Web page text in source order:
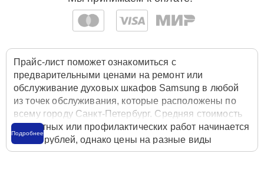
Прайс-лист поможет ознакомиться с
предварительными ценами на ремонт или
обслуживание духовых шкафов Samsung в любой
из точек обслуживания, которые расположены по
всему городу Санкт-Петербург. Средняя стоимость
ремонтных или профилактических работ начинается
от 900 рублей, однако цены на разные виды
комплектующих могут различаться. Полную
Подробнее